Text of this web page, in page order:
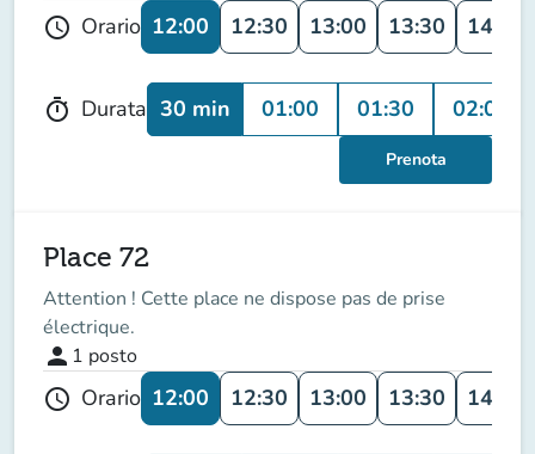
schedule Orario 12:00 12:30 13:00 13:30 14:00
timer Durata 30 min 01:00 01:30 02:00
Prenota
Place 72
Attention ! Cette place ne dispose pas de prise
électrique.
person 1 posto
schedule Orario 12:00 12:30 13:00 13:30 14:00